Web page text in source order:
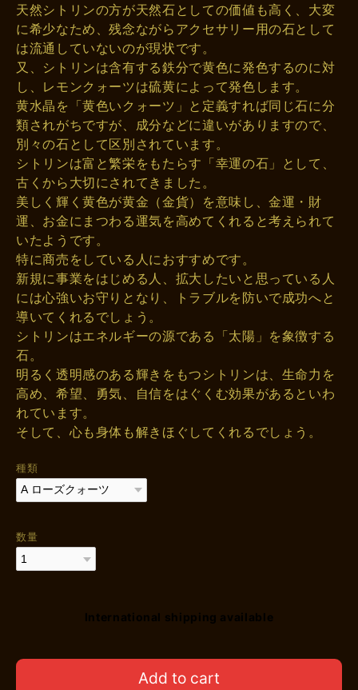
天然シトリンの方が天然石としての価値も高く、大変
に希少なため、残念ながらアクセサリー用の石として
は流通していないのが現状です。
又、シトリンは含有する鉄分で黄色に発色するのに対
し、レモンクォーツは硫黄によって発色します。
黄水晶を「黄色いクォーツ」と定義すれば同じ石に分
類されがちですが、成分などに違いがありますので、
別々の石として区別されています。
シトリンは富と繁栄をもたらす「幸運の石」として、
古くから大切にされてきました。
美しく輝く黄色が黄金（金貨）を意味し、金運・財
運、お金にまつわる運気を高めてくれると考えられて
いたようです。
特に商売をしている人におすすめです。
新規に事業をはじめる人、拡大したいと思っている人
には心強いお守りとなり、トラブルを防いで成功へと
導いてくれるでしょう。
シトリンはエネルギーの源である「太陽」を象徴する
石。
明るく透明感のある輝きをもつシトリンは、生命力を
高め、希望、勇気、自信をはぐくむ効果があるといわ
れています。
そして、心も身体も解きほぐしてくれるでしょう。
種類
数量
International shipping available
Add to cart